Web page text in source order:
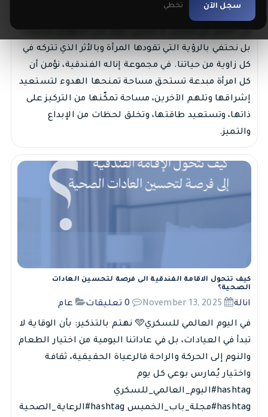
تخطي سجل الآن
March 08, 2026
في الثامن من مارس، لا نحتفي بيوم على التقويم فحسب،
بل نحتفي بالرؤية التي تقودها المرأة وبالأثر الذي تتركه في
كل زاوية من حياتنا. في مجموعة إناله الفندقية، نؤمن أن
كل امرأة مبدعة تستحق مساحة تمنحها الهدوء لتستعيد
إشراقها وتلهم الآخرين، مساحة تمكّنها من التركيز على
ذاتها، وتستعيد طاقتها، وتخلق لحظات من الإبداع
والتميز.
كيف تتحول الاقامة الفندقية الى فرصة لتحسين العادات
الصحية؟
انالة 0 تعليقات عام
في اليوم العالمي للسكري🩵 نهتم بالتذكير: بأن الوقاية لا
تبدأ في العيادات، بل في عاداتنا اليومية من اختيار الطعام
والنوم إلى الحركة والراحة فالرعياة الحقيقية، ثقافة
واختيار يُمارس بوعي كل يوم
hashtag#اليوم_العالمي_للسكري
hashtag#مجلة_باب_الخميس hashtag#الرعاية_الصحية